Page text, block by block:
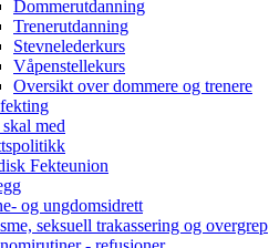
Dommerutdanning
Trenerutdanning
Stevnelederkurs
Våpenstellekurs
Oversikt over dommere og trenere
med
Fekteunion
og ungdomsidrett
seksuell trakassering og overgrep